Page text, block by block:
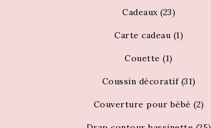
Cadeaux (23)
Carte cadeau (1)
Couette (1)
Coussin décoratif (31)
Couverture pour bébé (2)